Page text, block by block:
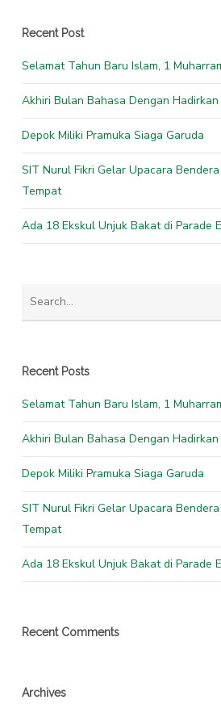
Recent Post
Selamat Tahun Baru Islam, 1
Akhiri Bulan Bahasa Dengan
Depok Miliki Pramuka Siaga Garuda
SIT Nurul Fikri Gelar Upacara
Tempat
Ada 18 Ekskul Unjuk Bakat di Parade
Recent Posts
Selamat Tahun Baru Islam, 1
Akhiri Bulan Bahasa Dengan
Depok Miliki Pramuka Siaga Garuda
SIT Nurul Fikri Gelar Upacara
Tempat
Ada 18 Ekskul Unjuk Bakat di Parade
Recent Comments
Archives